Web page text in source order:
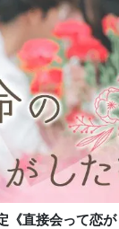
直接会って恋が